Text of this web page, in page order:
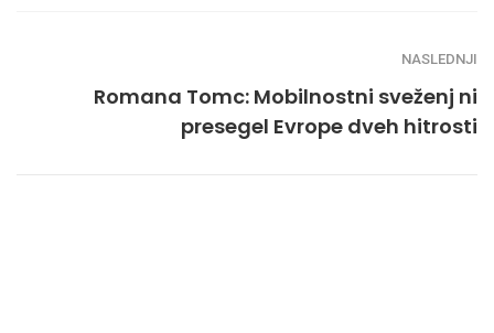
NASLEDNJI
Romana Tomc: Mobilnostni sveženj ni
presegel Evrope dveh hitrosti